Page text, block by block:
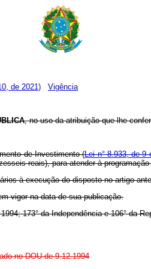
de 2021)
Vigência
, no uso da atribuição que lhe
de Investimento (Lei n° 8.933, de 9
reais), para atender à
à execução do disposto no artigo
vigor na data de sua publicação.
173° da Independência e 106° da
no DOU de 9.12.1994